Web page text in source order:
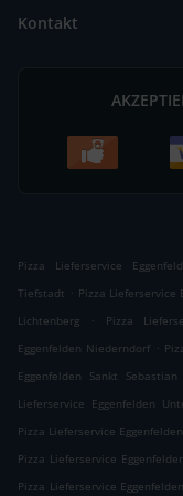
Kontakt
Pizza Lieferservice
Tiefstadt . Pizza Lieferservice
Lichtenberg
. Pizza
Eggenfelden Niederndorf .
Eggenfelden Sankt Sebastian
Lieferservice Eggenfelden
Pizza Lieferservice
Pizza Lieferservice
Pizza Lieferservice